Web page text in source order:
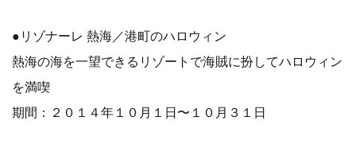
●リゾナーレ 熱海／港町のハロウィン
熱海の海を一望できるリゾートで海賊に扮してハロウィン
を満喫
期間：２０１４年１０月１日〜１０月３１日